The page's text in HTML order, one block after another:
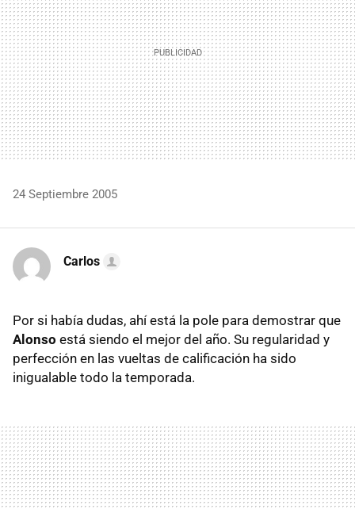
24 Septiembre 2005
Carlos
Por si había dudas, ahí está la pole para demostrar que
Alonso está siendo el mejor del año. Su regularidad y
perfección en las vueltas de calificación ha sido
inigualable todo la temporada.